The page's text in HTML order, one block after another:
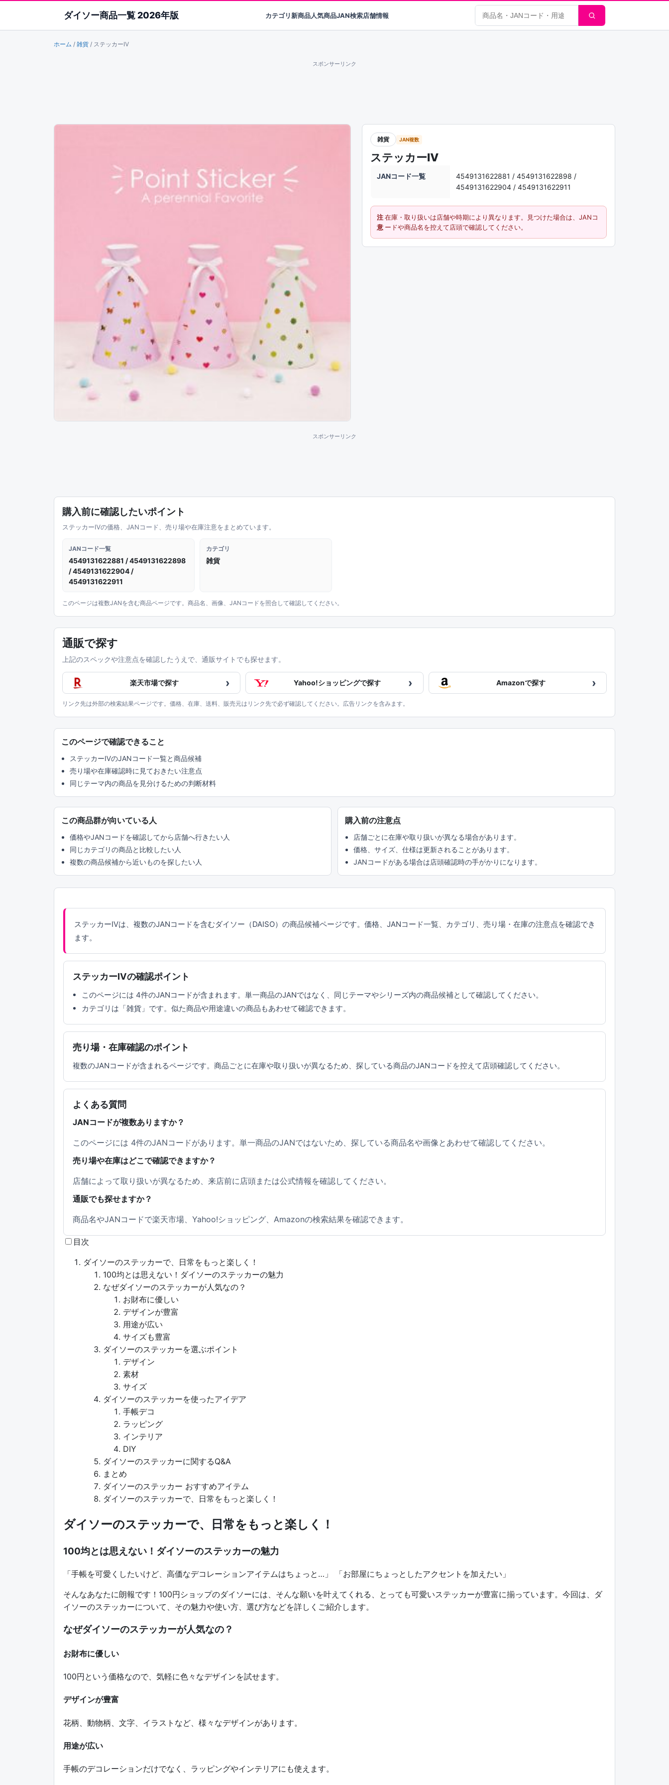
ダイソー商品一覧 2026年版 カテゴリ新商品人気商品JAN検索店舗情報 商品検索
ホーム / 雑貨 / ステッカーⅣ
スポンサーリンク
雑貨 JAN複数
ステッカーⅣ
JANコード一覧
4549131622881 / 4549131622898 /
4549131622904 / 4549131622911
注
意
在庫・取り扱いは店舗や時期により異なります。見つけた場合は、JANコ
ードや商品名を控えて店頭で確認してください。
スポンサーリンク
購入前に確認したいポイント
ステッカーⅣの価格、JANコード、売り場や在庫注意をまとめています。
JANコード一覧
4549131622881 / 4549131622898
/ 4549131622904 /
4549131622911
カテゴリ
雑貨
このページは複数JANを含む商品ページです。商品名、画像、JANコードを照合して確認してください。
通販で探す
上記のスペックや注意点を確認したうえで、通販サイトでも探せます。
楽天市場で探す › Yahoo!ショッピングで探す › Amazonで探す ›
リンク先は外部の検索結果ページです。価格、在庫、送料、販売元はリンク先で必ず確認してください。広告リンクを含みます。
このページで確認できること
ステッカーⅣのJANコード一覧と商品候補
売り場や在庫確認時に見ておきたい注意点
同じテーマ内の商品を見分けるための判断材料
この商品群が向いている人
価格やJANコードを確認してから店舗へ行きたい人
同じカテゴリの商品と比較したい人
複数の商品候補から近いものを探したい人
購入前の注意点
店舗ごとに在庫や取り扱いが異なる場合があります。
価格、サイズ、仕様は更新されることがあります。
JANコードがある場合は店頭確認時の手がかりになります。
ステッカーⅣは、複数のJANコードを含むダイソー（DAISO）の商品候補ページです。価格、JANコード一覧、カテゴリ、売り場・在庫の注意点を確認でき
ます。
ステッカーⅣの確認ポイント
このページには 4件のJANコードが含まれます。単一商品のJANではなく、同じテーマやシリーズ内の商品候補として確認してください。
カテゴリは「雑貨」です。似た商品や用途違いの商品もあわせて確認できます。
売り場・在庫確認のポイント
複数のJANコードが含まれるページです。商品ごとに在庫や取り扱いが異なるため、探している商品のJANコードを控えて店頭確認してください。
よくある質問
JANコードが複数ありますか？
このページには 4件のJANコードがあります。単一商品のJANではないため、探している商品名や画像とあわせて確認してください。
売り場や在庫はどこで確認できますか？
店舗によって取り扱いが異なるため、来店前に店頭または公式情報を確認してください。
通販でも探せますか？
商品名やJANコードで楽天市場、Yahoo!ショッピング、Amazonの検索結果を確認できます。
目次
ダイソーのステッカーで、日常をもっと楽しく！
100均とは思えない！ダイソーのステッカーの魅力
なぜダイソーのステッカーが人気なの？
お財布に優しい
デザインが豊富
用途が広い
サイズも豊富
ダイソーのステッカーを選ぶポイント
デザイン
素材
サイズ
ダイソーのステッカーを使ったアイデア
手帳デコ
ラッピング
インテリア
DIY
ダイソーのステッカーに関するQ&A
まとめ
ダイソーのステッカー おすすめアイテム
ダイソーのステッカーで、日常をもっと楽しく！
ダイソーのステッカーで、日常をもっと楽しく！
100均とは思えない！ダイソーのステッカーの魅力
「手帳を可愛くしたいけど、高価なデコレーションアイテムはちょっと…」 「お部屋にちょっとしたアクセントを加えたい」
そんなあなたに朗報です！100円ショップのダイソーには、そんな願いを叶えてくれる、とっても可愛いステッカーが豊富に揃っています。今回は、ダ
イソーのステッカーについて、その魅力や使い方、選び方などを詳しくご紹介します。
なぜダイソーのステッカーが人気なの？
お財布に優しい
100円という価格なので、気軽に色々なデザインを試せます。
デザインが豊富
花柄、動物柄、文字、イラストなど、様々なデザインがあります。
用途が広い
手帳のデコレーションだけでなく、ラッピングやインテリアにも使えます。